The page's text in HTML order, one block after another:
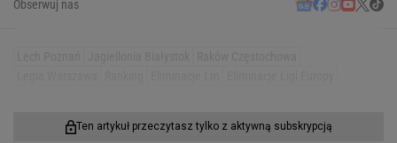
Obserwuj nas